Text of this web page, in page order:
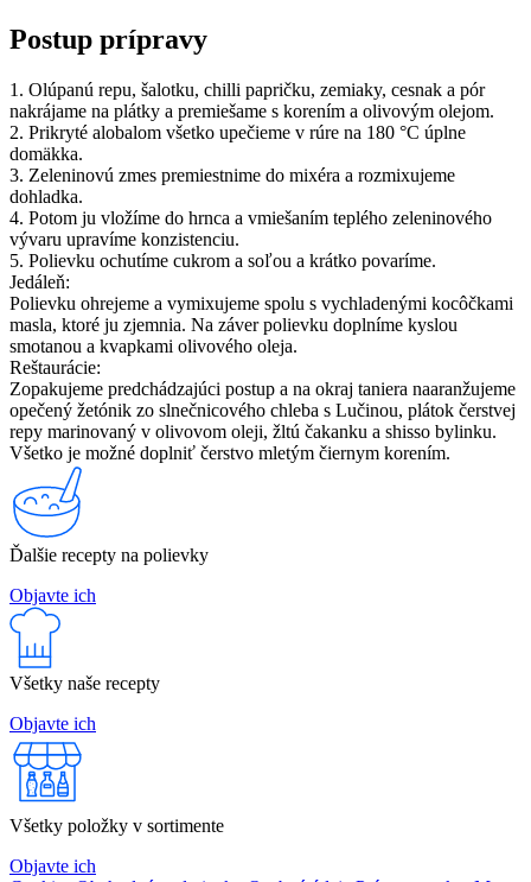
Postup prípravy
1. Olúpanú repu, šalotku, chilli papričku, zemiaky, cesnak a pór
nakrájame na plátky a premiešame s korením a olivovým olejom.
2. Prikryté alobalom všetko upečieme v rúre na 180 °C úplne
domäkka.
3. Zeleninovú zmes premiestnime do mixéra a rozmixujeme
dohladka.
4. Potom ju vložíme do hrnca a vmiešaním teplého zeleninového
vývaru upravíme konzistenciu.
5. Polievku ochutíme cukrom a soľou a krátko povaríme.
Jedáleň:
Polievku ohrejeme a vymixujeme spolu s vychladenými kocôčkami
masla, ktoré ju zjemnia. Na záver polievku doplníme kyslou
smotanou a kvapkami olivového oleja.
Reštaurácie:
Zopakujeme predchádzajúci postup a na okraj taniera naaranžujeme
opečený žetónik zo slnečnicového chleba s Lučinou, plátok čerstvej
repy marinovaný v olivovom oleji, žltú čakanku a shisso bylinku.
Všetko je možné doplniť čerstvo mletým čiernym korením.
Ďalšie recepty na polievky
Objavte ich
Všetky naše recepty
Objavte ich
Všetky položky v sortimente
Objavte ich